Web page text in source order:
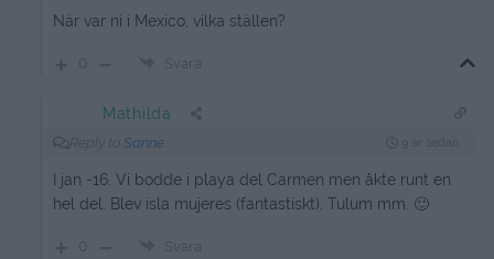
När var ni i Mexico, vilka ställen?
0 Svara
Mathilda
Sanne
I jan -16. Vi bodde i playa del Carmen men åkte runt en
hel del. Blev isla mujeres (fantastiskt), Tulum mm. 🙂
0 Svara